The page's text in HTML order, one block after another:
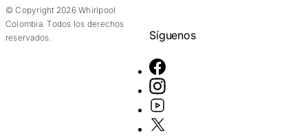
© Copyright 2026 Whirlpool
Colombia. Todos los derechos
reservados.
Síguenos